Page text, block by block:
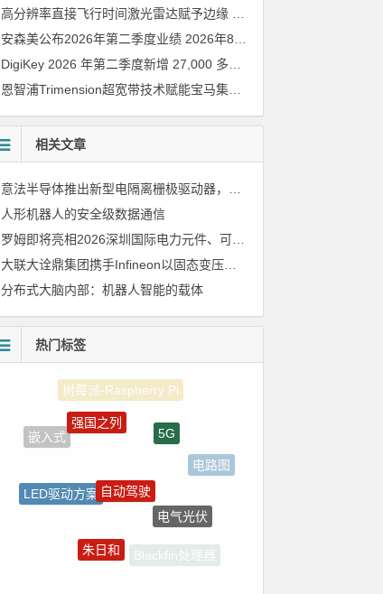
安森美公布2026年第二季度业绩 2026年8月6日
恩智浦Trimension超宽带技术赋能宝马集团Digital Key Plus及生命体存在检测功能
相关文章
人形机器人的安全级数据通信
罗姆即将亮相2026深圳国际电力元件、可再生能源管理展览会暨研讨会
大联大诠鼎集团携手Infineon以固态变压器重构配电效率新标杆
分布式大脑内部：机器人智能的载体
热门标签
嵌入式
强国之列
电路图
LED驱动方案
Blackfin处理器
裸视三维产品